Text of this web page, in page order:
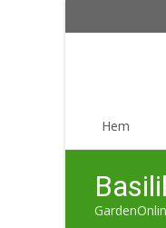
Hem